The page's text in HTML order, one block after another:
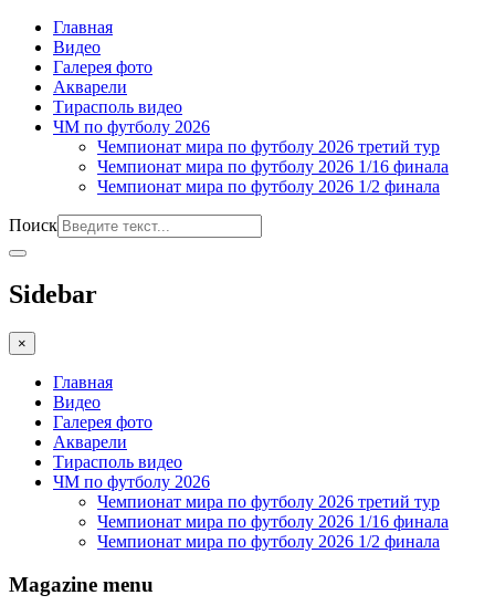
Главная
Видео
Галерея фото
Акварели
Тирасполь видео
ЧМ по футболу 2026
Чемпионат мира по футболу 2026 третий тур
Чемпионат мира по футболу 2026 1/16 финала
Чемпионат мира по футболу 2026 1/2 финала
Поиск
Sidebar
×
Главная
Видео
Галерея фото
Акварели
Тирасполь видео
ЧМ по футболу 2026
Чемпионат мира по футболу 2026 третий тур
Чемпионат мира по футболу 2026 1/16 финала
Чемпионат мира по футболу 2026 1/2 финала
Magazine menu